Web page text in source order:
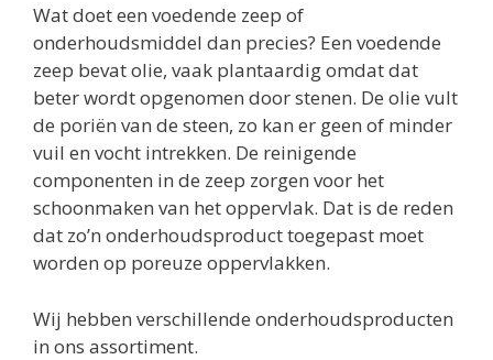
Wat doet een voedende zeep of
onderhoudsmiddel dan precies? Een voedende
zeep bevat olie, vaak plantaardig omdat dat
beter wordt opgenomen door stenen. De olie vult
de poriën van de steen, zo kan er geen of minder
vuil en vocht intrekken. De reinigende
componenten in de zeep zorgen voor het
schoonmaken van het oppervlak. Dat is de reden
dat zo’n onderhoudsproduct toegepast moet
worden op poreuze oppervlakken.
Wij hebben verschillende onderhoudsproducten
in ons assortiment.